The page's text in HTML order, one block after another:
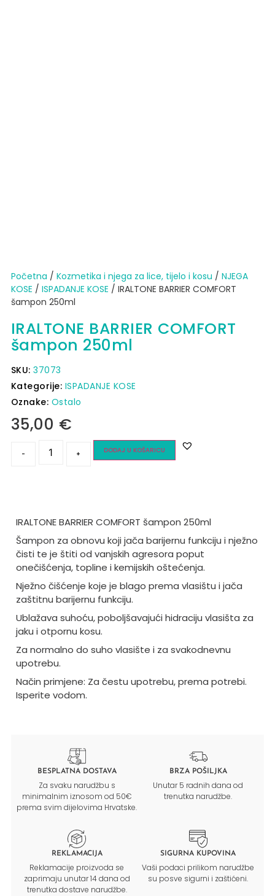
Početna / Kozmetika i njega za lice, tijelo i kosu / NJEGA
KOSE / ISPADANJE KOSE / IRALTONE BARRIER COMFORT
šampon 250ml
IRALTONE BARRIER COMFORT
šampon 250ml
SKU:37073
Kategorije: ISPADANJE KOSE
Oznake: Ostalo
35,00 €
- + DODAJ U KOŠARICU
IRALTONE BARRIER COMFORT šampon 250ml
Šampon za obnovu koji jača barijernu funkciju i nježno
čisti te je štiti od vanjskih agresora poput
onečišćenja, topline i kemijskih oštećenja.
Nježno čišćenje koje je blago prema vlasištu i jača
zaštitnu barijernu funkciju.
Ublažava suhoću, poboljšavajući hidraciju vlasišta za
jaku i otpornu kosu.
Za normalno do suho vlasište i za svakodnevnu
upotrebu.
Način primjene: Za čestu upotrebu, prema potrebi.
Isperite vodom.
BESPLATNA DOSTAVA
Za svaku narudžbu s
minimalnim iznosom od 50€
prema svim dijelovima Hrvatske.
BRZA POŠILJKA
Unutar 5 radnih dana od
trenutka narudžbe.
REKLAMACIJA
Reklamacije proizvoda se
zaprimaju unutar 14 dana od
trenutka dostave narudžbe.
SIGURNA KUPOVINA
Vaši podaci prilikom narudžbe
su posve sigurni i zaštićeni.